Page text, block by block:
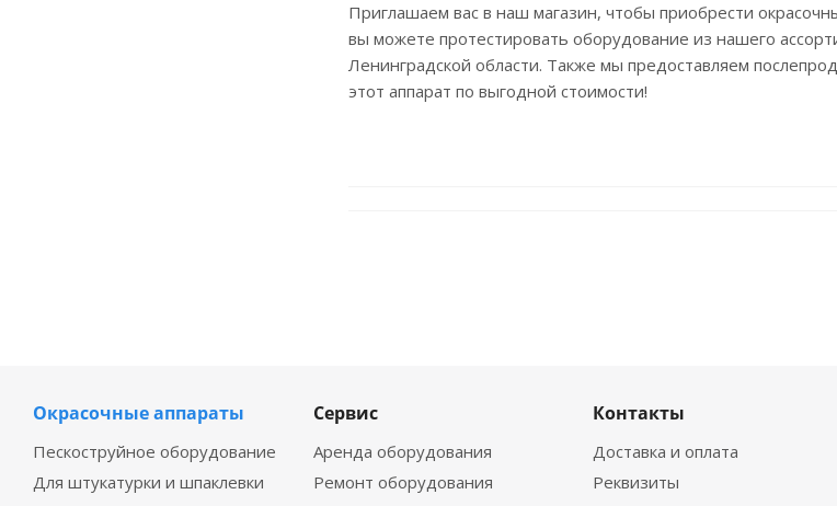
Приглашаем вас в наш магазин, чтобы приобрести
вы можете протестировать оборудование из нашего
Ленинградской области. Также мы предоставляем
этот аппарат по выгодной стоимости!
Окрасочные аппараты
Пескоструйное оборудование
Для штукатурки и шпаклевки
Сервис
Аренда оборудования
Ремонт оборудования
Контакты
Доставка и оплата
Реквизиты